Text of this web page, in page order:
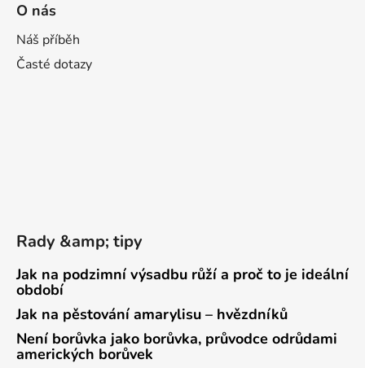
O nás
Náš příběh
Časté dotazy
Rady &amp; tipy
Jak na podzimní výsadbu růží a proč to je ideální
období
Jak na pěstování amarylisu – hvězdníků
Není borůvka jako borůvka, průvodce odrůdami
amerických borůvek